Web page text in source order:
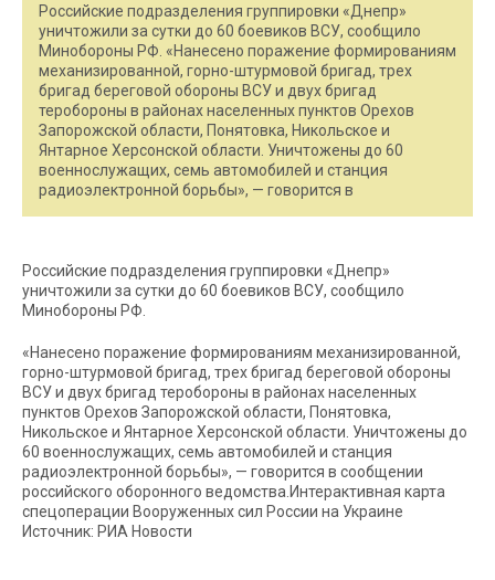
Российские подразделения группировки «Днепр»
уничтожили за сутки до 60 боевиков ВСУ, сообщило
Минобороны РФ. «Нанесено поражение формированиям
механизированной, горно-штурмовой бригад, трех
бригад береговой обороны ВСУ и двух бригад
теробороны в районах населенных пунктов Орехов
Запорожской области, Понятовка, Никольское и
Янтарное Херсонской области. Уничтожены до 60
военнослужащих, семь автомобилей и станция
радиоэлектронной борьбы», — говорится в
Российские подразделения группировки «Днепр»
уничтожили за сутки до 60 боевиков ВСУ, сообщило
Минобороны РФ.
«Нанесено поражение формированиям механизированной,
горно-штурмовой бригад, трех бригад береговой обороны
ВСУ и двух бригад теробороны в районах населенных
пунктов Орехов Запорожской области, Понятовка,
Никольское и Янтарное Херсонской области. Уничтожены до
60 военнослужащих, семь автомобилей и станция
радиоэлектронной борьбы», — говорится в сообщении
российского оборонного ведомства.Интерактивная карта
спецоперации Вооруженных сил России на Украине
Источник: РИА Новости